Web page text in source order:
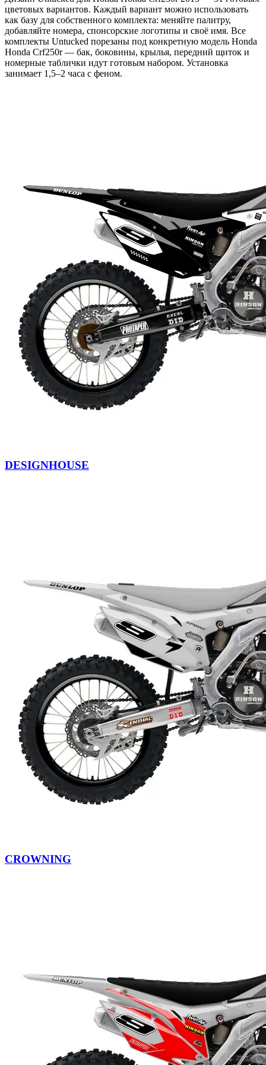
цветовых вариантов. Каждый вариант можно использовать
как базу для собственного комплекта: меняйте палитру,
добавляйте номера, спонсорские логотипы и своё имя. Все
комплекты Untucked порезаны под конкретную модель Honda
Honda Crf250r — бак, боковины, крылья, передний щиток и
номерные таблички идут готовым набором. Установка
занимает 1,5–2 часа с феном.
DESIGNHOUSE
CROWNING